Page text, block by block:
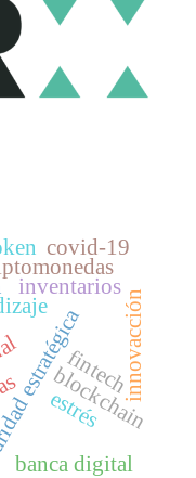
inventarios
banca digital
fintech
blockchain
estrés
innovacción
covid-19